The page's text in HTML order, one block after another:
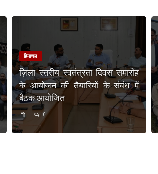
हिमाचल
ज़िला स्तरीय स्वतंत्रता दिवस समारोह
के आयोजन की तैयारियों के संबंध में
बैठक आयोजित
0